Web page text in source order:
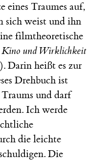
eines Traumes auf,
sich weist und ihn
filmtheoretische
Kino und Wirklichkeit
Darin heißt es zur
Drehbuch ist
und darf
Ich werde
die leichte
Die